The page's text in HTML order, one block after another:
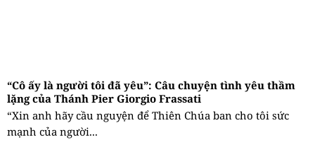
“Cô ấy là người tôi đã yêu”: Câu chuyện tình yêu thầm
lặng của Thánh Pier Giorgio Frassati
“Xin anh hãy cầu nguyện để Thiên Chúa ban cho tôi sức
mạnh của người...